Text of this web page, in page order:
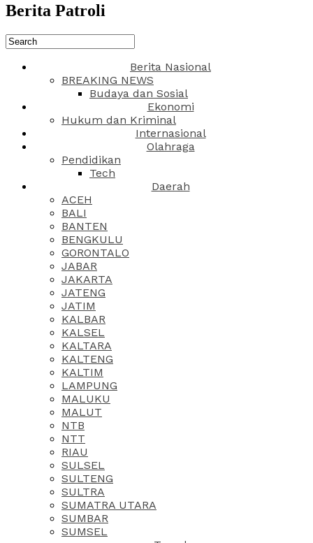
Berita Patroli
Berita Nasional
BREAKING NEWS
Budaya dan Sosial
Ekonomi
Hukum dan Kriminal
Internasional
Olahraga
Pendidikan
Tech
Daerah
ACEH
BALI
BANTEN
BENGKULU
GORONTALO
JABAR
JAKARTA
JATENG
JATIM
KALBAR
KALSEL
KALTARA
KALTENG
KALTIM
LAMPUNG
MALUKU
MALUT
NTB
NTT
RIAU
SULSEL
SULTENG
SULTRA
SUMATRA UTARA
SUMBAR
SUMSEL